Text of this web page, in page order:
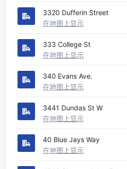
3320 Dufferin Street
在地图上显示
333 College St
在地图上显示
340 Evans Ave.
在地图上显示
3441 Dundas St W
在地图上显示
40 Blue Jays Way
在地图上显示